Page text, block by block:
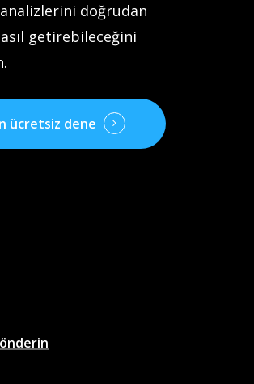
doğrudan
getirebileceğini
ücretsiz dene